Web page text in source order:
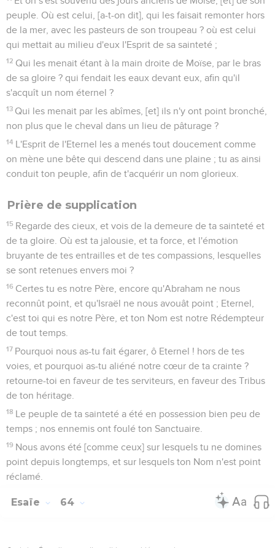
peuple. Où est celui, [a-t-on dit], qui les faisait remonter hors
de la mer, avec les pasteurs de son troupeau ? où est celui
qui mettait au milieu d'eux l'Esprit de sa sainteté ;
12 Qui les menait étant à la main droite de Moïse, par le bras
de sa gloire ? qui fendait les eaux devant eux, afin qu'il
s'acquît un nom éternel ?
13 Qui les menait par les abîmes, [et] ils n'y ont point bronché,
non plus que le cheval dans un lieu de pâturage ?
14 L'Esprit de l'Eternel les a menés tout doucement comme
on mène une bête qui descend dans une plaine ; tu as ainsi
conduit ton peuple, afin de t'acquérir un nom glorieux.
Prière de supplication
15 Regarde des cieux, et vois de la demeure de ta sainteté et
de ta gloire. Où est ta jalousie, et ta force, et l'émotion
bruyante de tes entrailles et de tes compassions, lesquelles
se sont retenues envers moi ?
16 Certes tu es notre Père, encore qu'Abraham ne nous
reconnût point, et qu'Israël ne nous avouât point ; Eternel,
c'est toi qui es notre Père, et ton Nom est notre Rédempteur
de tout temps.
17 Pourquoi nous as-tu fait égarer, ô Eternel ! hors de tes
voies, et pourquoi as-tu aliéné notre cœur de ta crainte ?
retourne-toi en faveur de tes serviteurs, en faveur des Tribus
de ton héritage.
18 Le peuple de ta sainteté a été en possession bien peu de
temps ; nos ennemis ont foulé ton Sanctuaire.
19 Nous avons été [comme ceux] sur lesquels tu ne domines
point depuis longtemps, et sur lesquels ton Nom n'est point
réclamé.
Esaïe 64